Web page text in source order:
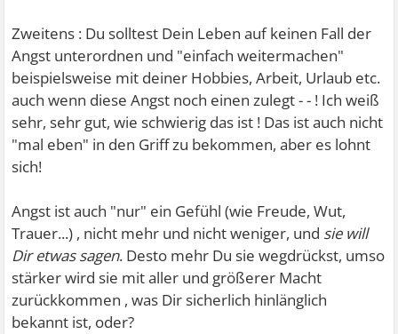
Zweitens : Du solltest Dein Leben auf keinen Fall der
Angst unterordnen und "einfach weitermachen"
beispielsweise mit deiner Hobbies, Arbeit, Urlaub etc.
auch wenn diese Angst noch einen zulegt - - ! Ich weiß
sehr, sehr gut, wie schwierig das ist ! Das ist auch nicht
"mal eben" in den Griff zu bekommen, aber es lohnt
sich!
Angst ist auch "nur" ein Gefühl (wie Freude, Wut,
Trauer...) , nicht mehr und nicht weniger, und sie will
Dir etwas sagen. Desto mehr Du sie wegdrückst, umso
stärker wird sie mit aller und größerer Macht
zurückkommen , was Dir sicherlich hinlänglich
bekannt ist, oder?